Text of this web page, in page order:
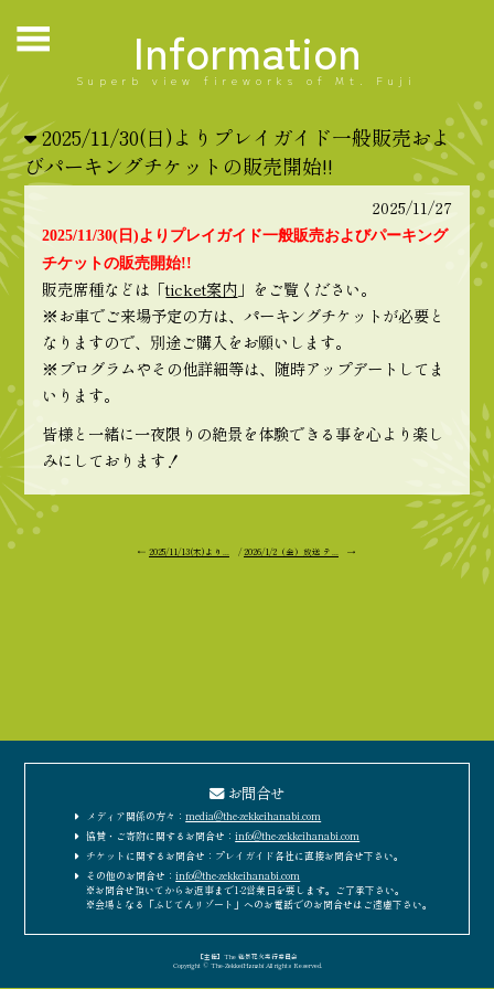
Information
Superb view fireworks of Mt. Fuji
2025/11/30(日)よりプレイガイド一般販売およ
びパーキングチケットの販売開始!!
2025/11/27
2025/11/30(日)よりプレイガイド一般販売およびパーキング
チケットの販売開始!!
販売席種などは「ticket案内 」をご覧ください。
※お車でご来場予定の方は、パーキングチケットが必要と
なりますので、別途ご購入をお願いします。
※プログラムやその他詳細等は、随時アップデートしてま
いります。
皆様と一緒に一夜限りの絶景を体験できる事を心より楽し
みにしております！
← 2025/11/13(木)より... /2026/1/2（金）放送 テ... →
お問合せ
メディア関係の方々：media@the-zekkeihanabi.com
協賛・ご寄附に関するお問合せ：info@the-zekkeihanabi.com
チケットに関するお問合せ：プレイガイド各社に直接お問合せ下さい。
その他のお問合せ：info@the-zekkeihanabi.com
※お問合せ頂いてからお返事まで1-2営業日を要します。ご了承下さい。
※会場となる「ふじてんリゾート」へのお電話でのお問合せはご遠慮下さい。
［主催］The 絶景花火実行委員会
Copyright © The-ZekkeiHanabi All rights Reserved.